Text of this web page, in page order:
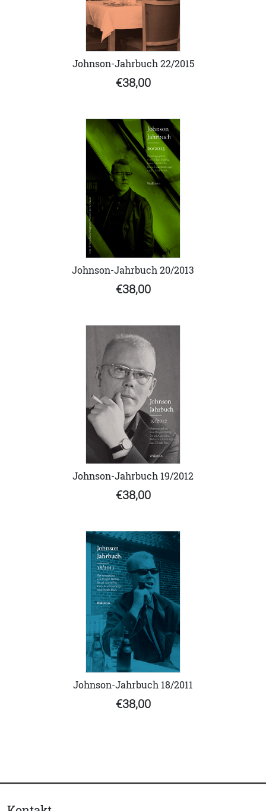
Johnson-Jahrbuch 22/2015
€38,00
Johnson-Jahrbuch 20/2013
€38,00
Johnson-Jahrbuch 19/2012
€38,00
Johnson-Jahrbuch 18/2011
€38,00